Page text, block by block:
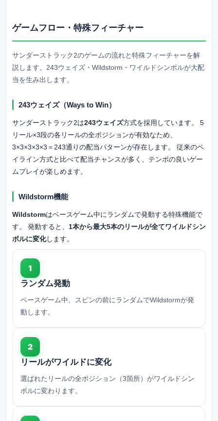
ゲームフロー・特殊フィーチャー
サンダーストラック2のゲームの流れと特殊フィーチャーを解
説します。243ウェイズ・Wildstorm・ワイルドシンボルが大配
当を生み出します。
243ウェイズ（Ways to Win）
サンダーストラック2は243ウェイズ方式を採用しています。 5
リール×3段の各リールの全ポジションが有効なため、
3×3×3×3×3＝243通りの配当パターンが存在します。 従来のペ
イライン方式と比べて配当チャンスが多く、テンポの良いゲー
ムプレイが楽しめます。
Wildstorm機能
Wildstormはベースゲーム中にランダムで発動する特殊機能で
す。 発動すると、 1本から最大5本のリールが全てワイルドシン
ボルに変化します。
1
ランダム発動
ベースゲーム中、スピンの前にランダムでWildstormが発
動します。
2
リールがワイルドに変化
選ばれたリールの全ポジション（3箇所）がワイルドシン
ボルに変わります。